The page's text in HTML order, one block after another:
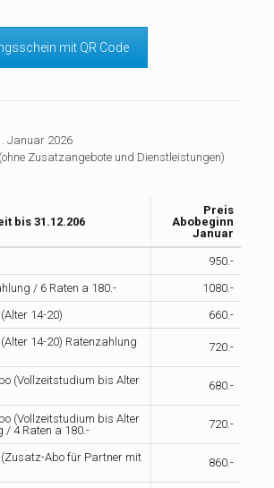
mit QR Code
Januar 2026
Zusatzangebote und Dienstleistungen)
bis 31.12.206
Preis
Abobeginn
Januar
950.-
/ 6 Raten a 180.-
1080.-
14-20)
660.-
14-20) Ratenzahlung
720.-
(Vollzeitstudium bis Alter
680.-
(Vollzeitstudium bis Alter
/ 4 Raten a 180.-
720.-
Abo für Partner mit
860.-